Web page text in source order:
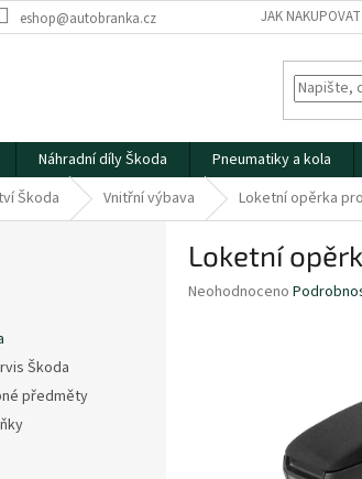
eshop@autobranka.cz JAK NAKUPOVAT
Náhradní díly Škoda Pneumatiky a kola
Škoda Vnitřní výbava Loketní opěrka
Škoda
předměty
Loketní
Průměrné
Neohodnoceno